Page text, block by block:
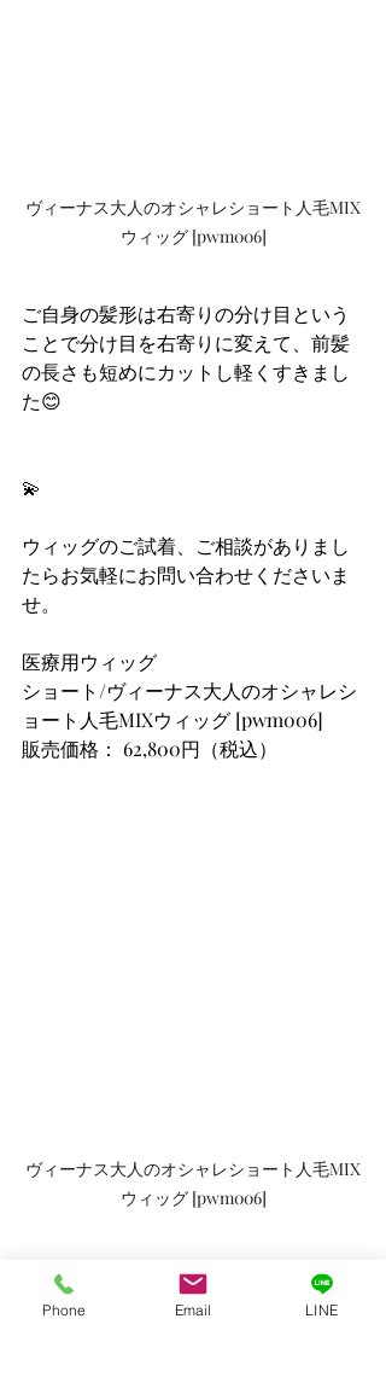
ヴィーナス大人のオシャレショート人毛MIX
ウィッグ [pwm006]
ご自身の髪形は右寄りの分け目という
ことで分け目を右寄りに変えて、前髪
の長さも短めにカットし軽くすきまし
た😊
💫
ウィッグのご試着、ご相談がありまし
たらお気軽にお問い合わせくださいま
せ。
医療用ウィッグ
ショート/ヴィーナス大人のオシャレシ
ョート人毛MIXウィッグ [pwm006]
販売価格： 62,800円（税込）
ヴィーナス大人のオシャレショート人毛MIX
ウィッグ [pwm006]
◇10:00～18:00
◇月曜日定休
Phone Email LINE